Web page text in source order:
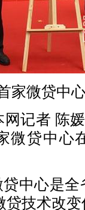
家微贷中
记者 陈
微贷中心
中心是
贷技术改